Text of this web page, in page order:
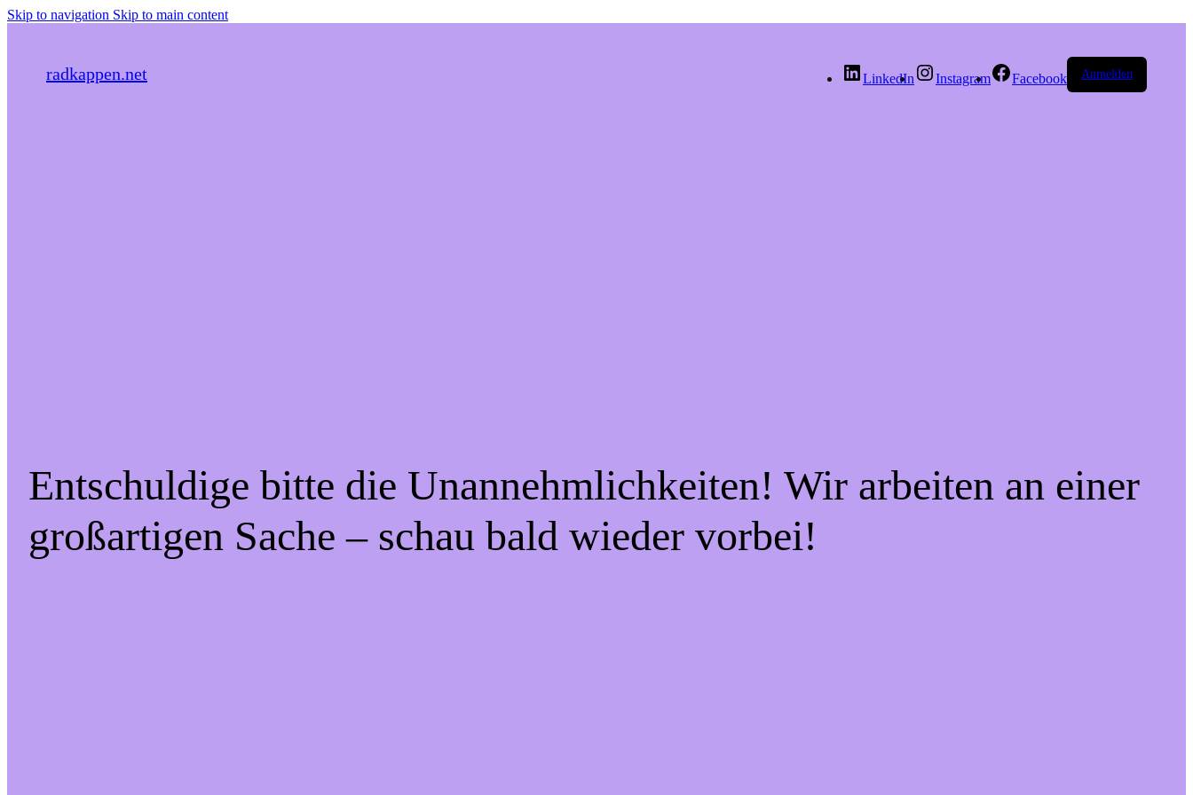
Skip to navigation Skip to main content
radkappen.net LinkedIn Instagram Facebook Anmelden
Entschuldige bitte die Unannehmlichkeiten! Wir arbeiten an einer
großartigen Sache – schau bald wieder vorbei!